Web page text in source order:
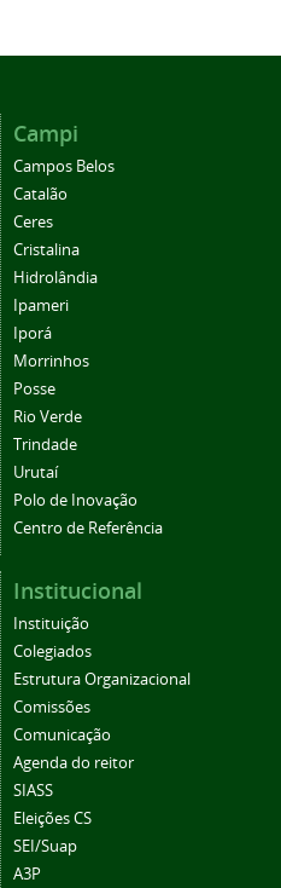
Campi
Campos Belos
Catalão
Ceres
Cristalina
Hidrolândia
Ipameri
Iporá
Morrinhos
Posse
Rio Verde
Trindade
Urutaí
Polo de Inovação
Centro de Referência
Institucional
Instituição
Colegiados
Estrutura Organizacional
Comissões
Comunicação
Agenda do reitor
SIASS
Eleições CS
SEI/Suap
A3P